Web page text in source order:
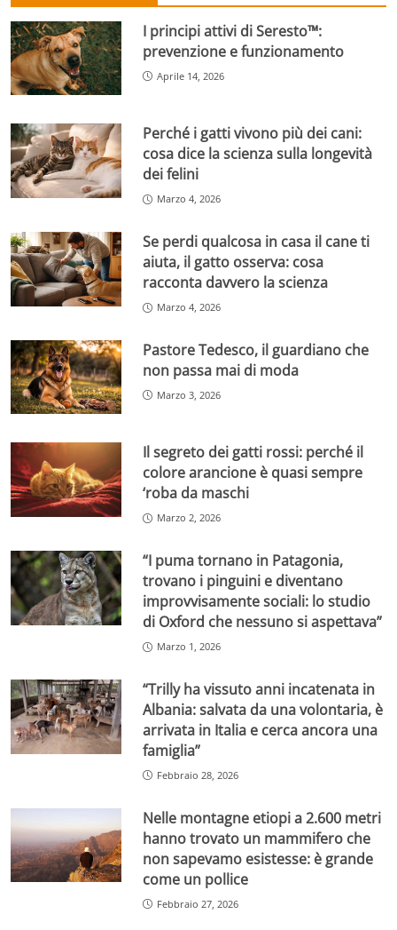
I principi attivi di Seresto™:
prevenzione e funzionamento
Aprile 14, 2026
Perché i gatti vivono più dei cani:
cosa dice la scienza sulla longevità
dei felini
Marzo 4, 2026
Se perdi qualcosa in casa il cane ti
aiuta, il gatto osserva: cosa
racconta davvero la scienza
Marzo 4, 2026
Pastore Tedesco, il guardiano che
non passa mai di moda
Marzo 3, 2026
Il segreto dei gatti rossi: perché il
colore arancione è quasi sempre
‘roba da maschi
Marzo 2, 2026
“I puma tornano in Patagonia,
trovano i pinguini e diventano
improvvisamente sociali: lo studio
di Oxford che nessuno si aspettava”
Marzo 1, 2026
“Trilly ha vissuto anni incatenata in
Albania: salvata da una volontaria, è
arrivata in Italia e cerca ancora una
famiglia”
Febbraio 28, 2026
Nelle montagne etiopi a 2.600 metri
hanno trovato un mammifero che
non sapevamo esistesse: è grande
come un pollice
Febbraio 27, 2026